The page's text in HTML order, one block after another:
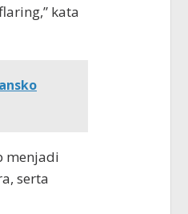
kata
menjadi
serta